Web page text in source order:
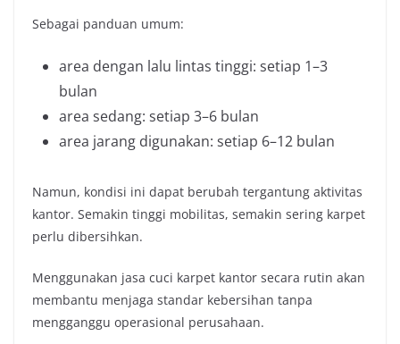
Sebagai panduan umum:
area dengan lalu lintas tinggi: setiap 1–3
bulan
area sedang: setiap 3–6 bulan
area jarang digunakan: setiap 6–12 bulan
Namun, kondisi ini dapat berubah tergantung aktivitas
kantor. Semakin tinggi mobilitas, semakin sering karpet
perlu dibersihkan.
Menggunakan jasa cuci karpet kantor secara rutin akan
membantu menjaga standar kebersihan tanpa
mengganggu operasional perusahaan.